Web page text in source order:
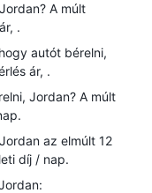
A múlt
.
autót bérelni,
ár, .
Jordan? A múlt
az elmúlt 12
díj / nap.